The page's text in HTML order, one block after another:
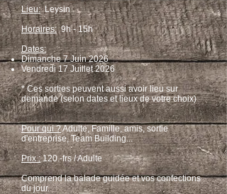
Lieu:Leysin
Horaires:9h - 15h
Dates:
Dimanche 7 Juin 2026
Vendredi 17 Juillet 2026
* Ces sorties peuvent aussi avoir lieu sur
demande (selon dates et lieux de votre choix)
Pour qui ?Adulte, Famille, amis, sortie
d'entreprise, Team Building...
Prix :120.-frs / Adulte
Comprend la balade guidée et vos confections
du jour.